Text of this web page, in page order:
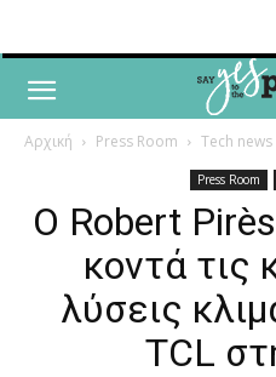
Αρχική Press Room Tech news
Press Room
Ο Robert
κοντά τις
λύσεις
TCL